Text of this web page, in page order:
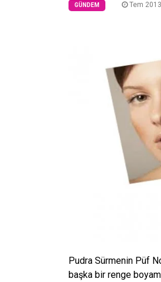
GÜNDEM Tem
Pudra Sürmenin Püf
başka bir renge